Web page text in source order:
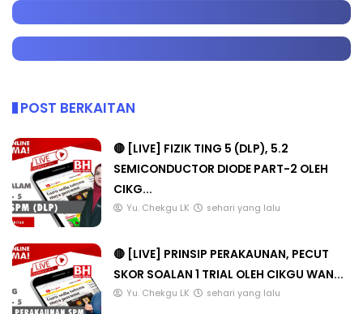
POST BERKAITAN
🔴 [LIVE] FIZIK TING 5 (DLP), 5.2
SEMICONDUCTOR DIODE PART-2 OLEH
CIKG...
Yu. Chekgu LK sehari yang lalu
🔴 [LIVE] PRINSIP PERAKAUNAN, PECUT
SKOR SOALAN 1 TRIAL OLEH CIKGU WAN...
Yu. Chekgu LK sehari yang lalu